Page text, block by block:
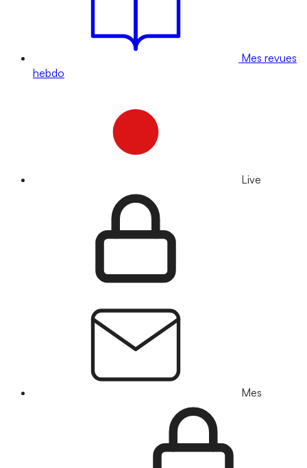
Mes revues
hebdo
Live
Mes